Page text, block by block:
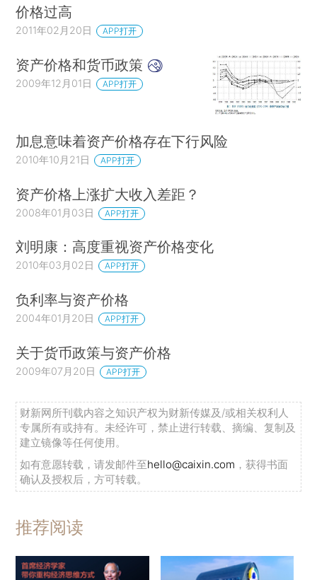
价格过高
2011年02月20日 APP打开
资产价格和货币政策
2009年12月01日 APP打开
加息意味着资产价格存在下行风险
2010年10月21日 APP打开
资产价格上涨扩大收入差距？
2008年01月03日 APP打开
刘明康：高度重视资产价格变化
2010年03月02日 APP打开
负利率与资产价格
2004年01月20日 APP打开
关于货币政策与资产价格
2009年07月20日 APP打开
财新网所刊载内容之知识产权为财新传媒及/或相关权利人
专属所有或持有。未经许可，禁止进行转载、摘编、复制及
建立镜像等任何使用。
如有意愿转载，请发邮件至hello@caixin.com ，获得书面
确认及授权后，方可转载。
推荐阅读